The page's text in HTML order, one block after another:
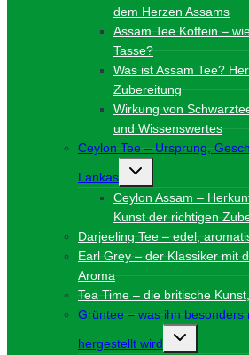
dem Herzen Assams
Assam Tee Koffein –
Tasse?
Was ist Assam Tee?
Zubereitung
Wirkung von
und Wissenswertes
Ceylon Tee – Ursprung,
Lankas
Untermenü
umschalten
Ceylon Assam –
Kunst der richtigen
Darjeeling Tee – edel,
Earl Grey – der Klassiker mit
Aroma
Tea Time – die britische
Grüntee – was ihn besonders
hergestellt wird
Untermenü
umschalten